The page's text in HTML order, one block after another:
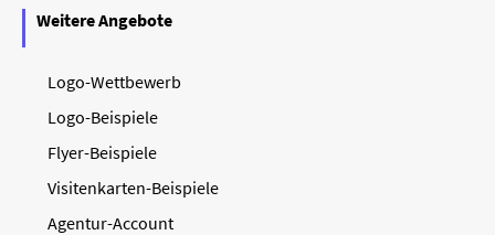
Weitere Angebote
Logo-Wettbewerb
Logo-Beispiele
Flyer-Beispiele
Visitenkarten-Beispiele
Agentur-Account